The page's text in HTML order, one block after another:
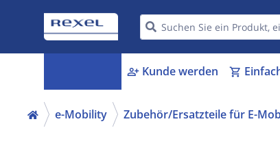
person_add Kunde werden shopping_cart
e-Mobility Zubehör/Ersatzteile für E-